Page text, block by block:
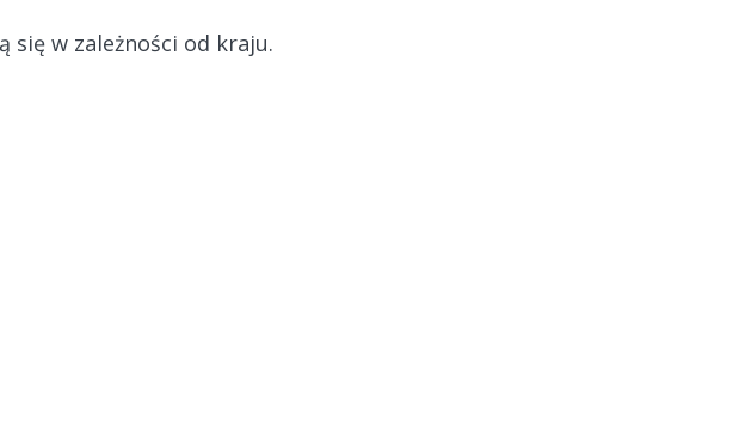
się w zależności od kraju.